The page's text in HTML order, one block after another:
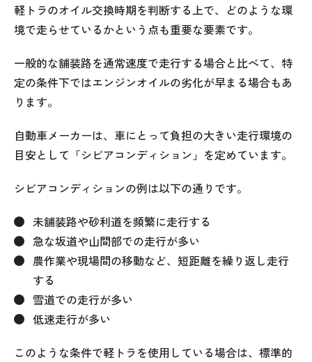
軽トラのオイル交換時期を判断する上で、どのような環
境で走らせているかという点も重要な要素です。
一般的な舗装路を通常速度で走行する場合と比べて、特
定の条件下ではエンジンオイルの劣化が早まる場合もあ
ります。
自動車メーカーは、車にとって負担の大きい走行環境の
目安として「シビアコンディション」を定めています。
シビアコンディションの例は以下の通りです。
未舗装路や砂利道を頻繁に走行する
急な坂道や山間部での走行が多い
農作業や現場間の移動など、短距離を繰り返し走行
する
雪道での走行が多い
低速走行が多い
このような条件で軽トラを使用している場合は、標準的